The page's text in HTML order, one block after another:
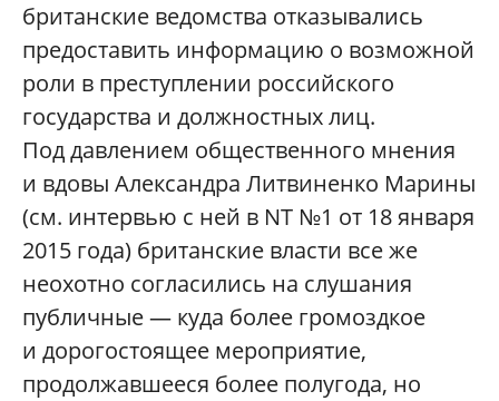
британские ведомства отказывались
предоставить информацию о возможной
роли в преступлении российского
государства и должностных лиц.
Под давлением общественного мнения
и вдовы Александра Литвиненко Марины
(см. интервью с ней в NT №1 от 18 января
2015 года) британские власти все же
неохотно согласились на слушания
публичные — куда более громоздкое
и дорогостоящее мероприятие,
продолжавшееся более полугода, но